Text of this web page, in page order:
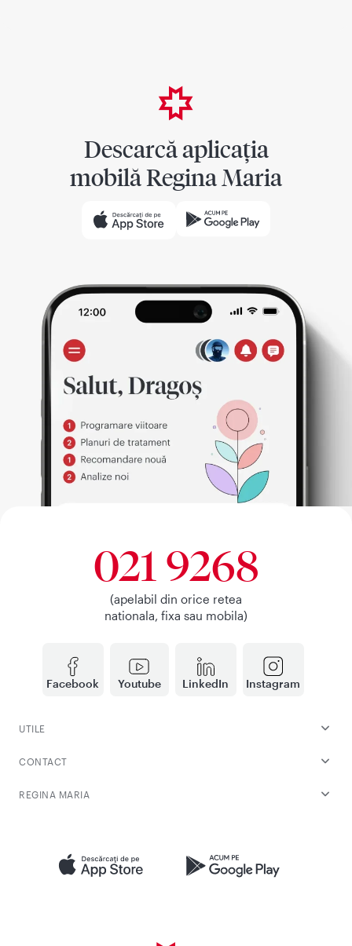
Descarcă aplicația
mobilă Regina Maria
Facebook Youtube LinkedIn Instagram
021 9268
(apelabil din orice retea
nationala, fixa sau mobila)
UTILE
CONTACT
REGINA MARIA